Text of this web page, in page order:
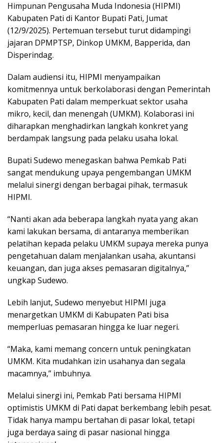
Himpunan Pengusaha Muda Indonesia (HIPMI)
Kabupaten Pati di Kantor Bupati Pati, Jumat
(12/9/2025). Pertemuan tersebut turut didampingi
jajaran DPMPTSP, Dinkop UMKM, Bapperida, dan
Disperindag.
Dalam audiensi itu, HIPMI menyampaikan
komitmennya untuk berkolaborasi dengan Pemerintah
Kabupaten Pati dalam memperkuat sektor usaha
mikro, kecil, dan menengah (UMKM). Kolaborasi ini
diharapkan menghadirkan langkah konkret yang
berdampak langsung pada pelaku usaha lokal.
Bupati Sudewo menegaskan bahwa Pemkab Pati
sangat mendukung upaya pengembangan UMKM
melalui sinergi dengan berbagai pihak, termasuk
HIPMI.
“Nanti akan ada beberapa langkah nyata yang akan
kami lakukan bersama, di antaranya memberikan
pelatihan kepada pelaku UMKM supaya mereka punya
pengetahuan dalam menjalankan usaha, akuntansi
keuangan, dan juga akses pemasaran digitalnya,”
ungkap Sudewo.
Lebih lanjut, Sudewo menyebut HIPMI juga
menargetkan UMKM di Kabupaten Pati bisa
memperluas pemasaran hingga ke luar negeri.
“Maka, kami memang concern untuk peningkatan
UMKM. Kita mudahkan izin usahanya dan segala
macamnya,” imbuhnya.
Melalui sinergi ini, Pemkab Pati bersama HIPMI
optimistis UMKM di Pati dapat berkembang lebih pesat.
Tidak hanya mampu bertahan di pasar lokal, tetapi
juga berdaya saing di pasar nasional hingga